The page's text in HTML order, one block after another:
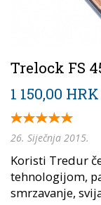
Trelock FS
1 150,00 HRK
26. Siječnja 2015.
Koristi Tredur
tehnologijom,
smrzavanje,